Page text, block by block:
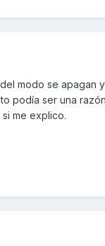
modo se apagan
podía ser una
me explico.